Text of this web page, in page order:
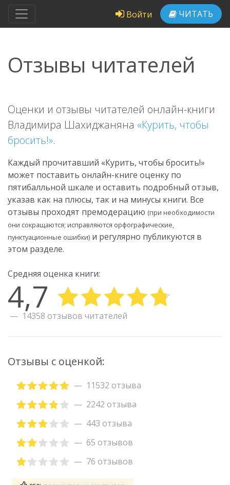
Войти ЧИТАТЬ
Отзывы читателей
Оценки и отзывы читателей онлайн-книги
Владимира Шахиджаняна «Курить, чтобы
бросить!».
Каждый прочитавший «Курить, чтобы бросить!»
может поставить онлайн-книге оценку по
пятибалльной шкале и оставить подробный отзыв,
указав как на плюсы, так и на минусы книги. Все
отзывы проходят премодерацию (при необходимости
они сокращаются; исправляются орфографические,
пунктуационные ошибки) и регулярно публикуются в
этом разделе.
Средняя оценка книги:
4,7
14358 отзывов читателей
Отзывы с оценкой:
11532 отзыва
2242 отзыва
443 отзыва
65 отзывов
76 отзывов